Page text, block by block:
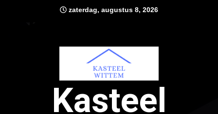
zaterdag, augustus 8, 2026
Kasteel